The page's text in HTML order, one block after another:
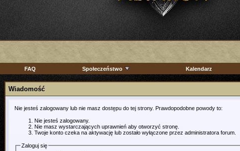
FAQ Społeczeństwo Kalendarz
Wiadomość
Nie jesteś zalogowany lub nie masz dostępu do tej strony. Prawdopodobne powody to:
Nie jesteś zalogowany.
Nie masz wystarczających uprawnień aby otworzyć stronę.
Twoje konto czeka na aktywację lub zostało wyłączone przez administratora forum.
Zaloguj się